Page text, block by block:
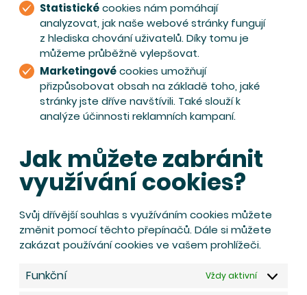
Statistickécookies nám pomáhají
analyzovat, jak naše webové stránky fungují
z hlediska chování uživatelů. Díky tomu je
můžeme průběžně vylepšovat.
Marketingovécookies umožňují
přizpůsobovat obsah na základě toho, jaké
stránky jste dříve navštívili. Také slouží k
analýze účinnosti reklamních kampaní.
Jak můžete zabránit
využívání cookies?
Svůj dřívější souhlas s využíváním cookies můžete
změnit pomocí těchto přepínačů. Dále si můžete
zakázat používání cookies ve vašem prohlížeči.
Funkční Vždy aktivní